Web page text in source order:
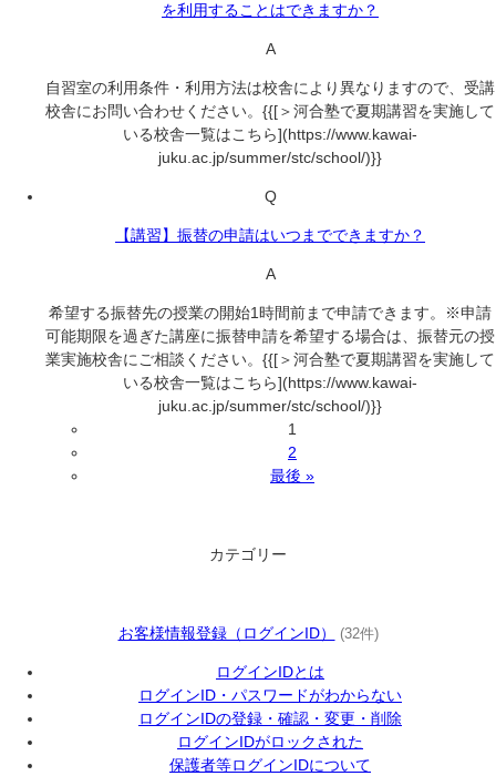
を利用することはできますか？
A
自習室の利用条件・利用方法は校舎により異なりますので、受講
校舎にお問い合わせください。{{[＞河合塾で夏期講習を実施して
いる校舎一覧はこちら](https://www.kawai-
juku.ac.jp/summer/stc/school/)}}
Q
【講習】振替の申請はいつまでできますか？
A
希望する振替先の授業の開始1時間前まで申請できます。※申請
可能期限を過ぎた講座に振替申請を希望する場合は、振替元の授
業実施校舎にご相談ください。{{[＞河合塾で夏期講習を実施して
いる校舎一覧はこちら](https://www.kawai-
juku.ac.jp/summer/stc/school/)}}
1
2
最後 »
カテゴリー
お客様情報登録（ログインID） (32件)
ログインIDとは
ログインID・パスワードがわからない
ログインIDの登録・確認・変更・削除
ログインIDがロックされた
保護者等ログインIDについて